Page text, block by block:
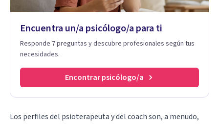
Encuentra un/a psicólogo/a para ti
Responde 7 preguntas y descubre profesionales según tus
necesidades.
Encontrar psicólogo/a
Los perfiles del psioterapeuta y del coach son, a menudo,